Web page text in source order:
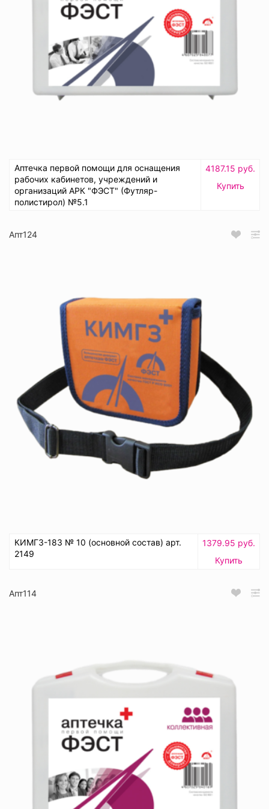
Аптечка первой помощи для оснащения
рабочих кабинетов, учреждений и
организаций АРК "ФЭСТ" (Футляр-
полистирол) №5.1
4187.15 руб.
Купить
Апт124
КИМГЗ-183 № 10 (основной состав) арт.
2149
1379.95 руб.
Купить
Апт114